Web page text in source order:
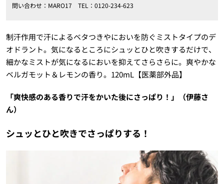
問い合わせ：MARO17 TEL：0120-234-623
制汗作用で汗によるベタつきやにおいを防ぐミストタイプのデ
オドラント。気になるところにシュッとひと吹きするだけで、
細かなミストが気になるにおいを抑えてさらさらに。爽やかな
ベルガモット＆レモンの香り。120mL【医薬部外品】
「爽快感のある香りで汗をかいた後にさっぱり！」（伊藤さ
ん）
シュッとひと吹きでさっぱりする！